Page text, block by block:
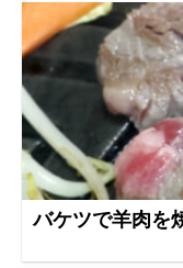
バケツで羊肉